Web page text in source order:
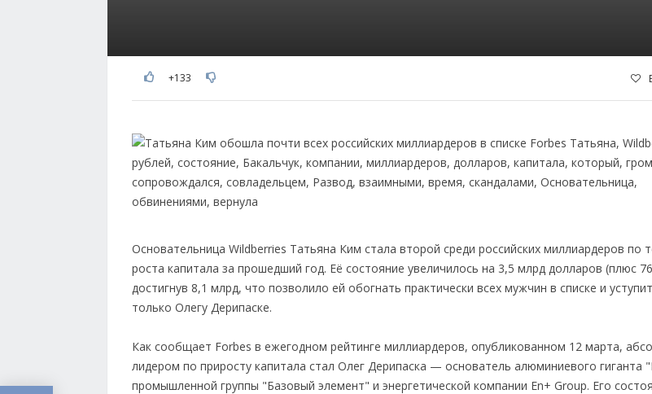
+133
Основательница Wildberries Татьяна Ким стала второй среди российских миллиардеров по
роста капитала за прошедший год. Её состояние увеличилось на 3,5 млрд долларов (плюс
достигнув 8,1 млрд, что позволило ей обогнать практически всех мужчин в списке и
только Олегу Дерипаске.
Как сообщает Forbes в ежегодном рейтинге миллиардеров, опубликованном 12 марта,
лидером по приросту капитала стал Олег Дерипаска — основатель алюминиевого гиганта
промышленной группы "Базовый элемент" и энергетической компании En+ Group. Его